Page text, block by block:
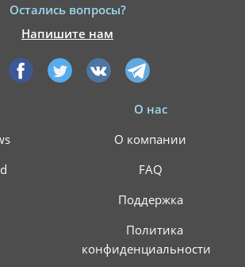
Остались вопросы?
Напишите нам
О нас
О компании
FAQ
Поддержка
Политика
конфиденциальности